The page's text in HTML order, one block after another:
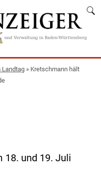
Landtag » Kretschmann hält
18. und 19. Juli